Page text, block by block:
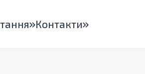
Контакти